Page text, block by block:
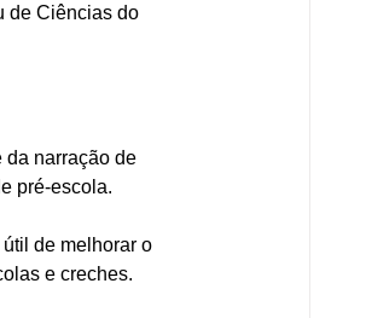
de Ciências do
da narração de
pré-escola.
de melhorar o
e creches.